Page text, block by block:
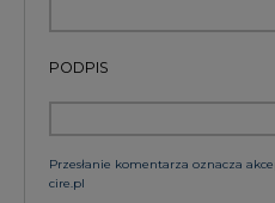
PODPIS
Przesłanie komentarza oznacza
cire.pl